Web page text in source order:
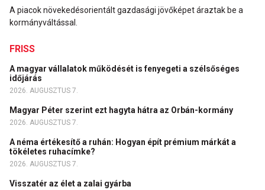
A piacok növekedésorientált gazdasági jövőképet áraztak be a
kormányváltással.
FRISS
A magyar vállalatok működését is fenyegeti a szélsőséges
időjárás
2026. AUGUSZTUS 7.
Magyar Péter szerint ezt hagyta hátra az Orbán-kormány
2026. AUGUSZTUS 7.
A néma értékesítő a ruhán: Hogyan épít prémium márkát a
tökéletes ruhacímke?
2026. AUGUSZTUS 7.
Visszatér az élet a zalai gyárba